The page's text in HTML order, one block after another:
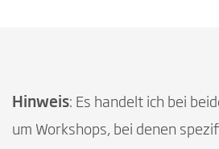
Hinweis: Es handelt ich bei
um Workshops, bei denen